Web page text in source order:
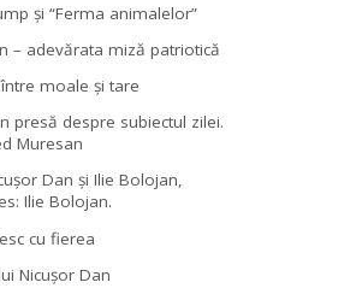
şi “Ferma animalelor”
– adevărata miză patriotică
moale şi tare
presă despre subiectul zilei.
Muresan
Dan şi Ilie Bolojan,
Ilie Bolojan.
cu fierea
Nicuşor Dan